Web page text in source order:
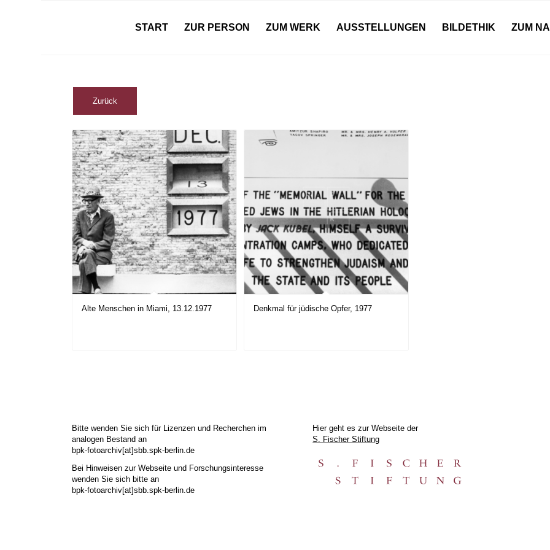
START ZUR PERSON ZUM WERK AUSSTELLUNGEN BILDETHIK ZUM
Alte Menschen in Miami, 13.12.1977 Denkmal für jüdische Opfer, 1977
Bitte wenden Sie sich für Lizenzen und Recherchen im
analogen Bestand an
bpk-fotoarchiv[at]sbb.spk-berlin.de
Bei Hinweisen zur Webseite und Forschungsinteresse
wenden Sie sich bitte an
bpk-fotoarchiv[at]sbb.spk-berlin.de
Hier geht es zur Webseite der
S. Fischer Stiftung